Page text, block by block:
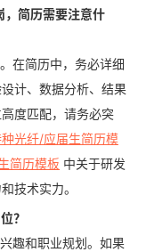
，简历需要注意什
在简历中，务必详细
计、数据分析、结果
度匹配，请务必突
光纤/应届生简历模
简历模板 中关于研发
技术实力。
？
趣和职业规划。如果